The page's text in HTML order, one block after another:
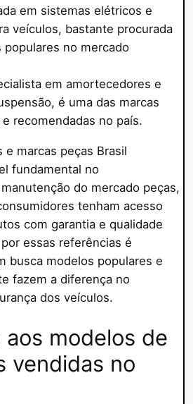
em sistemas elétricos e
veículos, bastante procurada
populares no mercado
em amortecedores e
é uma das marcas
recomendadas no país.
e marcas peças Brasil
fundamental no
do mercado peças,
tenham acesso
com garantia e qualidade
essas referências é
busca modelos populares e
fazem a diferença no
dos veículos.
modelos de
vendidas no